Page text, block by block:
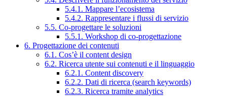
5.4.1. Mappare l’ecosistema
5.4.2. Rappresentare i flussi di servizio
5.5. Co-progettare le soluzioni
5.5.1. Workshop di co-progettazione
6. Progettazione dei contenuti
6.1. Cos’è il content design
6.2. Ricerca utente sui contenuti e il linguaggio
6.2.1. Content discovery
6.2.2. Dati di ricerca (search keywords)
6.2.3. Ricerca tramite analytics